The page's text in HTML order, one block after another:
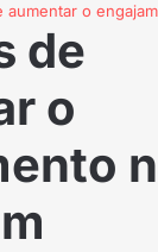
aumentar o
de
o